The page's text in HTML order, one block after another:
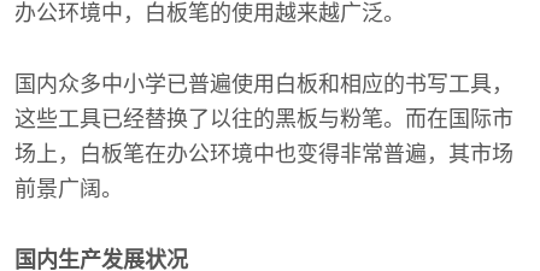
办公环境中，白板笔的使用越来越广泛。
国内众多中小学已普遍使用白板和相应的书写工具，
这些工具已经替换了以往的黑板与粉笔。而在国际市
场上，白板笔在办公环境中也变得非常普遍，其市场
前景广阔。
国内生产发展状况